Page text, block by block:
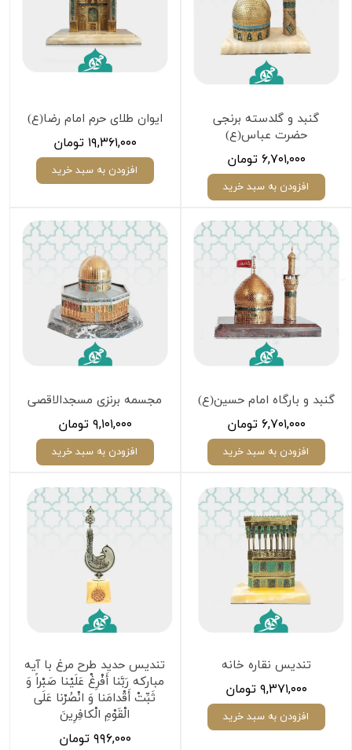
گنبد و گلدسته برنجی
حضرت عباس(ع)
۶,۷۰۱,۰۰۰ تومان
افزودن به سبد خرید
ایوان طلای حرم امام رضا(ع)
۱۹,۳۶۱,۰۰۰ تومان
افزودن به سبد خرید
گنبد و بارگاه امام حسین(ع)
۶,۷۰۱,۰۰۰ تومان
افزودن به سبد خرید
مجسمه برنزی مسجدالاقصی
۹,۱۰۱,۰۰۰ تومان
افزودن به سبد خرید
تندیس نقاره خانه
۹,۳۷۱,۰۰۰ تومان
افزودن به سبد خرید
تندیس حدید طرح مرغ با آیه
مبارکه رَبَّنا أَفْرِغْ عَلَيْنا صَبْراً وَ
ثَبِّتْ أَقْدامَنا وَ انْصُرْنا عَلَى
الْقَوْمِ الْكافِرِينَ‌
۹۹۶,۰۰۰ تومان